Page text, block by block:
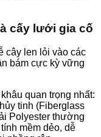
cấy lưới gia cố
cây len lỏi vào các
bám cực kỳ vững
quan trọng nhất:
tinh (Fiberglass
Polyester thường
mềm dẻo, dễ